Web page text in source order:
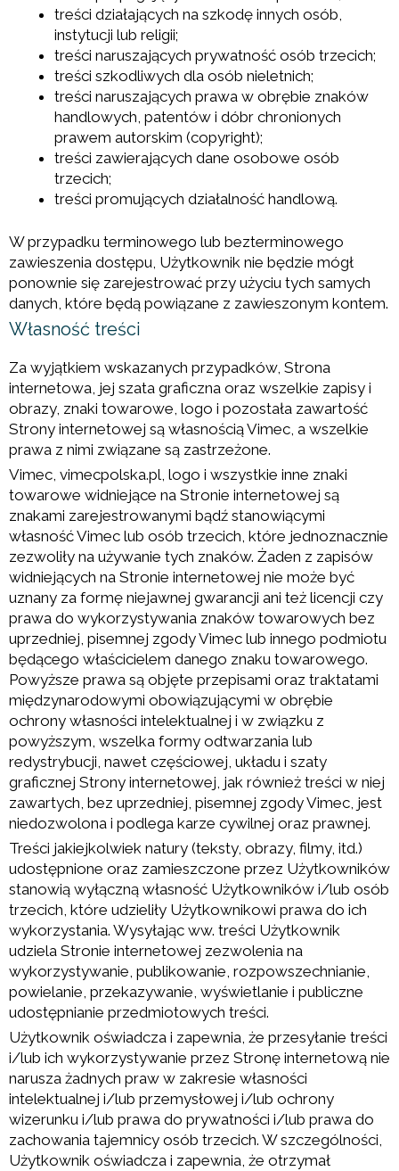
treści działających na szkodę innych osób,
instytucji lub religii;
treści naruszających prywatność osób trzecich;
treści szkodliwych dla osób nieletnich;
treści naruszających prawa w obrębie znaków
handlowych, patentów i dóbr chronionych
prawem autorskim (copyright);
treści zawierających dane osobowe osób
trzecich;
treści promujących działalność handlową.
W przypadku terminowego lub bezterminowego
zawieszenia dostępu, Użytkownik nie będzie mógł
ponownie się zarejestrować przy użyciu tych samych
danych, które będą powiązane z zawieszonym kontem.
Własność treści
Za wyjątkiem wskazanych przypadków, Strona
internetowa, jej szata graficzna oraz wszelkie zapisy i
obrazy, znaki towarowe, logo i pozostała zawartość
Strony internetowej są własnością Vimec, a wszelkie
prawa z nimi związane są zastrzeżone.
Vimec, vimecpolska.pl, logo i wszystkie inne znaki
towarowe widniejące na Stronie internetowej są
znakami zarejestrowanymi bądź stanowiącymi
własność Vimec lub osób trzecich, które jednoznacznie
zezwoliły na używanie tych znaków. Żaden z zapisów
widniejących na Stronie internetowej nie może być
uznany za formę niejawnej gwarancji ani też licencji czy
prawa do wykorzystywania znaków towarowych bez
uprzedniej, pisemnej zgody Vimec lub innego podmiotu
będącego właścicielem danego znaku towarowego.
Powyższe prawa są objęte przepisami oraz traktatami
międzynarodowymi obowiązującymi w obrębie
ochrony własności intelektualnej i w związku z
powyższym, wszelka formy odtwarzania lub
redystrybucji, nawet częściowej, układu i szaty
graficznej Strony internetowej, jak również treści w niej
zawartych, bez uprzedniej, pisemnej zgody Vimec, jest
niedozwolona i podlega karze cywilnej oraz prawnej.
Treści jakiejkolwiek natury (teksty, obrazy, filmy, itd.)
udostępnione oraz zamieszczone przez Użytkowników
stanowią wyłączną własność Użytkowników i/lub osób
trzecich, które udzieliły Użytkownikowi prawa do ich
wykorzystania. Wysyłając ww. treści Użytkownik
udziela Stronie internetowej zezwolenia na
wykorzystywanie, publikowanie, rozpowszechnianie,
powielanie, przekazywanie, wyświetlanie i publiczne
udostępnianie przedmiotowych treści.
Użytkownik oświadcza i zapewnia, że przesyłanie treści
i/lub ich wykorzystywanie przez Stronę internetową nie
narusza żadnych praw w zakresie własności
intelektualnej i/lub przemysłowej i/lub ochrony
wizerunku i/lub prawa do prywatności i/lub prawa do
zachowania tajemnicy osób trzecich. W szczególności,
Użytkownik oświadcza i zapewnia, że otrzymał